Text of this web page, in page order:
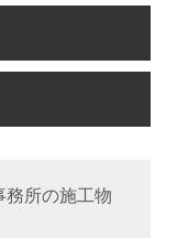
務所の施工物